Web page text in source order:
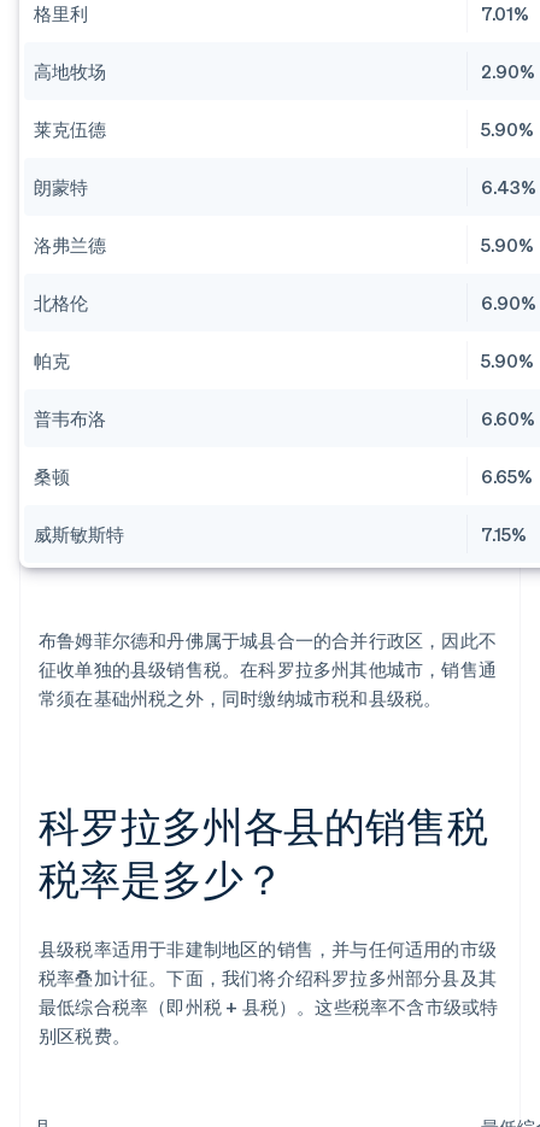
格里利 7.01%
高地牧场 2.90%
莱克伍德 5.90%
朗蒙特 6.43%
洛弗兰德 5.90%
北格伦 6.90%
帕克 5.90%
普韦布洛 6.60%
桑顿 6.65%
威斯敏斯特 7.15%
布鲁姆菲尔德和丹佛属于城县合一的合并行政区，因此不
征收单独的县级销售税。在科罗拉多州其他城市，销售通
常须在基础州税之外，同时缴纳城市税和县级税。
科罗拉多州各县的销售税
税率是多少？
县级税率适用于非建制地区的销售，并与任何适用的市级
税率叠加计征。下面，我们将介绍科罗拉多州部分县及其
最低综合税率（即州税 + 县税）。这些税率不含市级或特
别区税费。